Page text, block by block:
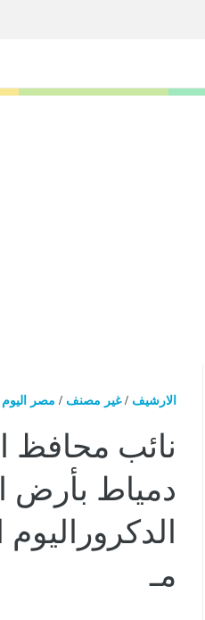
المحتوى
الارشيف /غير مصنف / مصر اليوم
نائب محافظ
دمياط بأرض
مـ